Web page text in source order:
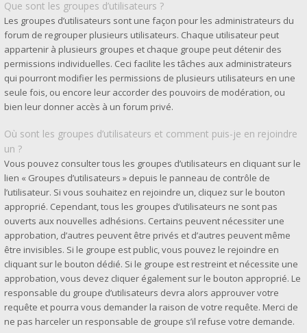
Que sont les groupes d’utilisateurs ?
Les groupes d’utilisateurs sont une façon pour les administrateurs du
forum de regrouper plusieurs utilisateurs. Chaque utilisateur peut
appartenir à plusieurs groupes et chaque groupe peut détenir des
permissions individuelles. Ceci facilite les tâches aux administrateurs
qui pourront modifier les permissions de plusieurs utilisateurs en une
seule fois, ou encore leur accorder des pouvoirs de modération, ou
bien leur donner accès à un forum privé.
Où sont les groupes d’utilisateurs et comment puis-je en rejoindre
un ?
Vous pouvez consulter tous les groupes d’utilisateurs en cliquant sur le
lien « Groupes d’utilisateurs » depuis le panneau de contrôle de
l’utilisateur. Si vous souhaitez en rejoindre un, cliquez sur le bouton
approprié. Cependant, tous les groupes d’utilisateurs ne sont pas
ouverts aux nouvelles adhésions. Certains peuvent nécessiter une
approbation, d’autres peuvent être privés et d’autres peuvent même
être invisibles. Si le groupe est public, vous pouvez le rejoindre en
cliquant sur le bouton dédié. Si le groupe est restreint et nécessite une
approbation, vous devez cliquer également sur le bouton approprié. Le
responsable du groupe d’utilisateurs devra alors approuver votre
requête et pourra vous demander la raison de votre requête. Merci de
ne pas harceler un responsable de groupe s’il refuse votre demande.